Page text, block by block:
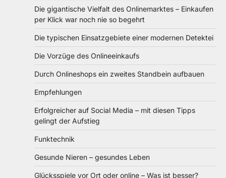
Die gigantische Vielfalt des Onlinemarktes – Einkaufen
per Klick war noch nie so begehrt
Die typischen Einsatzgebiete einer modernen Detektei
Die Vorzüge des Onlineeinkaufs
Durch Onlineshops ein zweites Standbein aufbauen
Empfehlungen
Erfolgreicher auf Social Media – mit diesen Tipps
gelingt der Aufstieg
Funktechnik
Gesunde Nieren – gesundes Leben
Glücksspiele vor Ort oder online – Was ist besser?